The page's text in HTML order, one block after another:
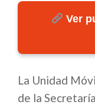
Ver
La Unidad
de la